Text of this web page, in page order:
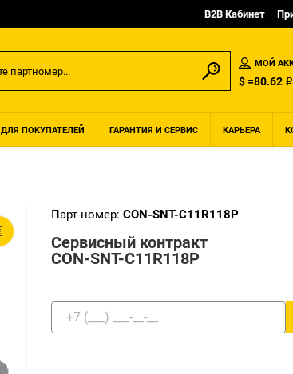
B2B Кабинет
МОЙ
$ =80.62 ₽
ДЛЯ ПОКУПАТЕЛЕЙ ГАРАНТИЯ И СЕРВИС КАРЬЕРА
Парт-номер: CON-SNT-C11R118P
Сервисный контракт
CON-SNT-C11R118P